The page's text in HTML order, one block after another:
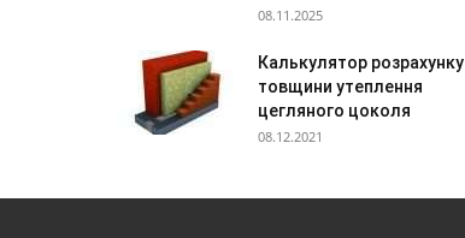
08.11.2025
Калькулятор розрахунку
товщини утеплення
цегляного цоколя
08.12.2021